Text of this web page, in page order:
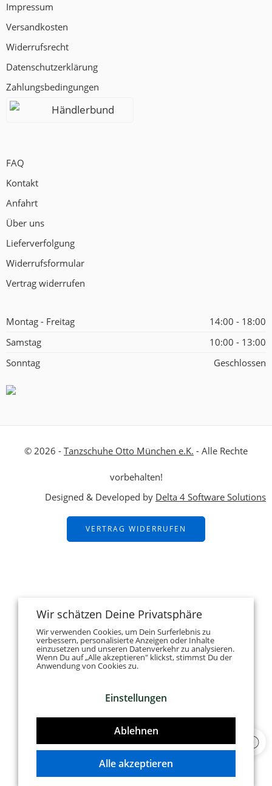
Impressum
Versandkosten
Widerrufsrecht
Datenschutzerklärung
Zahlungsbedingungen
Händlerbund
FAQ
Kontakt
Anfahrt
Über uns
Lieferverfolgung
Widerrufsformular
Vertrag widerrufen
Montag - Freitag
14:00 - 18:00
Samstag
10:00 - 13:00
Sonntag
Geschlossen
© 2026 - Tanzschuhe Otto München e.K. - Alle Rechte
vorbehalten!
Designed & Developed by Delta 4 Software Solutions
VERTRAG WIDERRUFEN
Wir schätzen Deine Privatsphäre
Wir verwenden Cookies, um Dein Surferlebnis zu
verbessern, personalisierte Anzeigen oder Inhalte
einzusetzen und unseren Datenverkehr zu analysieren.
Wenn Du auf „Alle akzeptieren" klickst, stimmst Du der
Anwendung von Cookies zu.
Einstellungen
Ablehnen
Alle akzeptieren